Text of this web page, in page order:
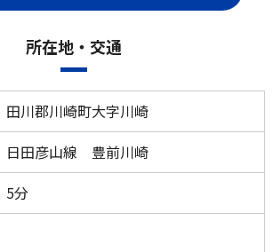
所在地・交通
田川郡川崎町大字川崎
日田彦山線 豊前川崎
5分